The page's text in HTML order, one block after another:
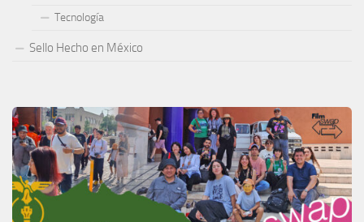
Tecnología
Sello Hecho en México